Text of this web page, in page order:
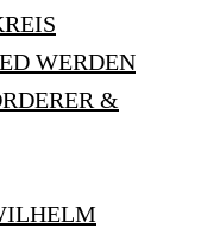
WERDEN
&